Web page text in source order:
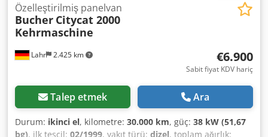
Lahr 2.425 km
Özelleştirilmiş panelvan
Bucher Citycat 2000
Kehrmaschine
€6.900
Sabit fiyat KDV hariç
Talep etmek Ara
Durum: ikinci el, kilometre: 30.000 km, güç: 38 kW (51,67
bg), ilk tescil: 02/1999, yakıt türü: dizel, toplam ağırlık: